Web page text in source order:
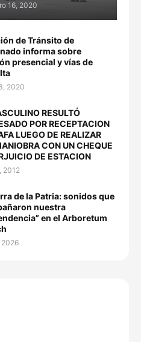
16, 2020
de Tránsito de
informa sobre
presencial y vías de
2020
RESULTÓ
POR RECEPTACION
LUEGO DE REALIZAR
CON UN CHEQUE
DE ESTACION
2012
de la Patria: sonidos que
nuestra
en el Arboretum
2026